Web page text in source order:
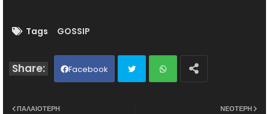
Tags GOSSIP
Facebook
ΝΕΌΤΕΡΗ
ΠΑΛΑΙΌΤΕΡΗ